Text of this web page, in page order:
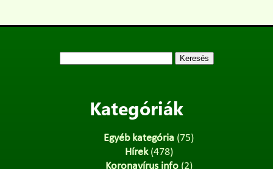
Kategóriák
Egyéb kategória (75)
Hírek(478)
Koronavírus info(2)